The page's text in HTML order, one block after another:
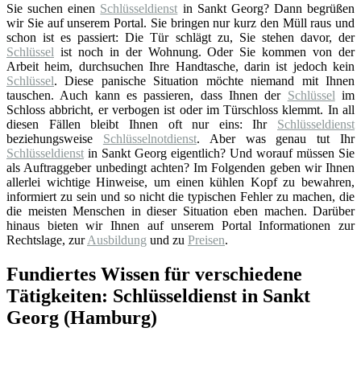
Sie suchen einen Schlüsseldienst in Sankt Georg? Dann begrüßen
wir Sie auf unserem Portal. Sie bringen nur kurz den Müll raus und
schon ist es passiert: Die Tür schlägt zu, Sie stehen davor, der
Schlüssel ist noch in der Wohnung. Oder Sie kommen von der
Arbeit heim, durchsuchen Ihre Handtasche, darin ist jedoch kein
Schlüssel. Diese panische Situation möchte niemand mit Ihnen
tauschen. Auch kann es passieren, dass Ihnen der Schlüssel im
Schloss abbricht, er verbogen ist oder im Türschloss klemmt. In all
diesen Fällen bleibt Ihnen oft nur eins: Ihr Schlüsseldienst
beziehungsweise Schlüsselnotdienst. Aber was genau tut Ihr
Schlüsseldienst in Sankt Georg eigentlich? Und worauf müssen Sie
als Auftraggeber unbedingt achten? Im Folgenden geben wir Ihnen
allerlei wichtige Hinweise, um einen kühlen Kopf zu bewahren,
informiert zu sein und so nicht die typischen Fehler zu machen, die
die meisten Menschen in dieser Situation eben machen. Darüber
hinaus bieten wir Ihnen auf unserem Portal Informationen zur
Rechtslage, zurAusbildung und zu Preisen.
Fundiertes Wissen für verschiedene
Tätigkeiten: Schlüsseldienst in Sankt
Georg (Hamburg)